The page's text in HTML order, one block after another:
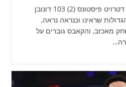
קליבלנד קאבלירס (2) 112 - דטרויט פיסטונס (2) 103 דונובן
שראינו וכנראה נראה,
מאכזב, והקאבס גוברים על